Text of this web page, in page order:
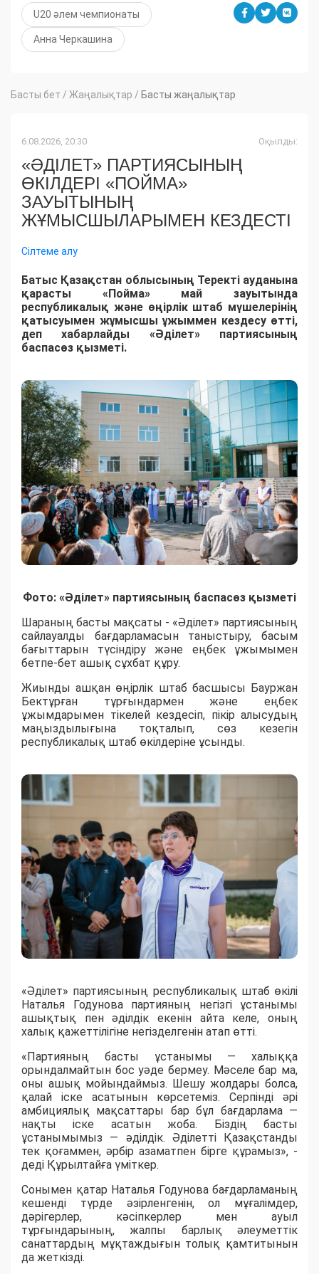
U20 әлем чемпионаты
Анна Черкашина
Басты бет / Жаңалықтар / Басты жаңалықтар
6.08.2026, 20:30 Оқылды:
«ӘДІЛЕТ» ПАРТИЯСЫНЫҢ
ӨКІЛДЕРІ «ПОЙМА»
ЗАУЫТЫНЫҢ
ЖҰМЫСШЫЛАРЫМЕН КЕЗДЕСТІ
Сілтеме алу
Батыс Қазақстан облысының Теректі ауданына
қарасты «Пойма» май зауытында
республикалық және өңірлік штаб мүшелерінің
қатысуымен жұмысшы ұжыммен кездесу өтті,
деп хабарлайды «Әділет» партиясының
баспасөз қызметі.
Фото: «Әділет» партиясының баспасөз қызметі
Шараның басты мақсаты - «Әділет» партиясының
сайлауалды бағдарламасын таныстыру, басым
бағыттарын түсіндіру және еңбек ұжымымен
бетпе-бет ашық сұхбат құру.
Жиынды ашқан өңірлік штаб басшысы Бауржан
Бектұрған тұрғындармен және еңбек
ұжымдарымен тікелей кездесіп, пікір алысудың
маңыздылығына тоқталып, сөз кезегін
республикалық штаб өкілдеріне ұсынды.
«Әділет» партиясының республикалық штаб өкілі
Наталья Годунова партияның негізгі ұстанымы
ашықтық пен әділдік екенін айта келе, оның
халық қажеттілігіне негізделгенін атап өтті.
«Партияның басты ұстанымы — халыққа
орындалмайтын бос уәде бермеу. Мәселе бар ма,
оны ашық мойындаймыз. Шешу жолдары болса,
қалай іске асатынын көрсетеміз. Серпінді әрі
амбициялық мақсаттары бар бұл бағдарлама —
нақты іске асатын жоба. Біздің басты
ұстанымымыз — әділдік. Әділетті Қазақстанды
тек қоғаммен, әрбір азаматпен бірге құрамыз», -
деді Құрылтайға үміткер.
Сонымен қатар Наталья Годунова бағдарламаның
кешенді түрде әзірленгенін, ол мұғалімдер,
дәрігерлер, кәсіпкерлер мен ауыл
тұрғындарының, жалпы барлық әлеуметтік
санаттардың мұқтаждығын толық қамтитынын
да жеткізді.